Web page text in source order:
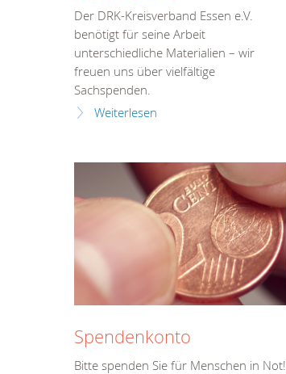
Der DRK-Kreisverband Essen e.V.
benötigt für seine Arbeit
unterschiedliche Materialien – wir
freuen uns über vielfältige
Sachspenden.
Weiterlesen
Spendenkonto
Bitte spenden Sie für Menschen in Not!